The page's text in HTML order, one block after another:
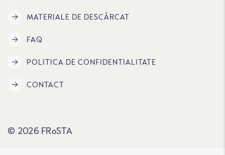
MATERIALE DE DESCĂRCAT
FAQ
POLITICA DE CONFIDENTIALITATE
CONTACT
© 2026 FRoSTA